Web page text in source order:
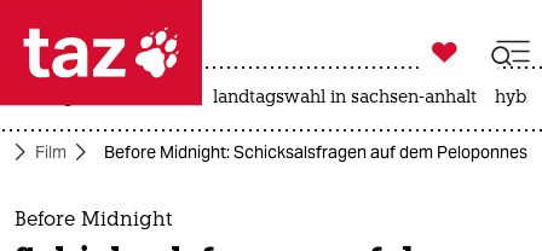
 taz zahl ich
taz zahl ich
themen

taz zahl ich
landtagswahl in sachsen-anhalt
Film Before Midnight: Schicksalsfragen auf dem Peloponnes
Before Midnight